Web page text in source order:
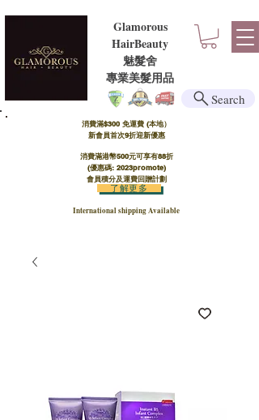
Glamorous
HairBeauty
魅髮舍
​​專業美髮用品
消費滿$300 免運費 (本地）​
新會員首次9折迎新優惠
消費滿港幣500元可享有88折
(優惠碼: 2023promote)
會員積分及運費回贈計劃
International shipping Available
了解更多
Search